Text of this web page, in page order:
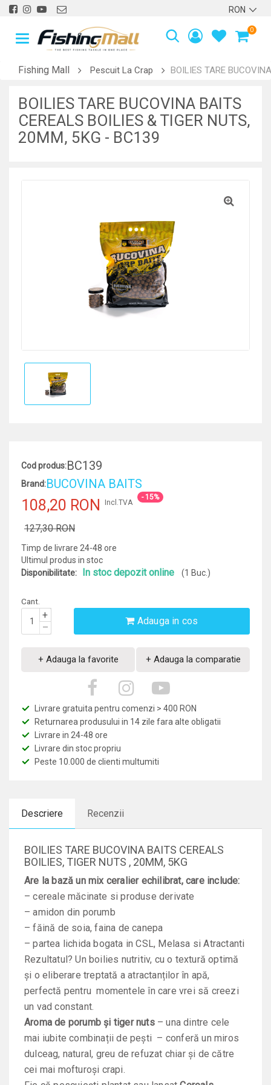
0
Fishing Mall Pescuit La Crap BOILIES TARE
BOILIES TARE BUCOVINA BAITS
CEREALS BOILIES & TIGER NUTS,
20MM, 5KG - BC139
Cod produs:BC139
Brand:BUCOVINA BAITS
108,20 RON
127,30 RON
- 15%
Incl.TVA
Timp de livrare 24-48 ore
Ultimul produs in stoc
Disponibilitate:
In stoc depozit online (1 Buc.)
Cant.
+
–
Adauga in cos
+ Adauga la favorite + Adauga la comparatie
Livrare gratuita pentru comenzi > 400 RON
Returnarea produsului in 14 zile fara alte obligatii
Livrare in 24-48 ore
Livrare din stoc propriu
Peste 10.000 de clienti multumiti
Descriere Recenzii
BOILIES TARE BUCOVINA BAITS CEREALS
BOILIES, TIGER NUTS , 20MM, 5KG
Are la bază un mix ceralier echilibrat, care include:
– cereale măcinate si produse derivate
– amidon din porumb
– făină de soia, faina de canepa
– partea lichida bogata in CSL, Melasa si Atractanti
Rezultatul? Un boilies nutritiv, cu o textură optimă
și o eliberare treptată a atractanților în apă,
perfectă pentru momentele în care vrei să creezi
un vad constant.
Aroma de porumb și tiger nuts– una dintre cele
mai iubite combinații de pești – conferă un miros
dulceag, natural, greu de refuzat chiar și de către
cei mai mofturoși crapi.